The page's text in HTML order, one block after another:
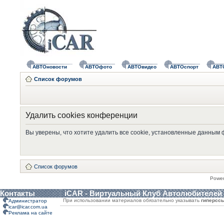
АВТОновости АВТОфото АВТОвидео АВТОспорт
Список форумов
Удалить cookies конференции
Вы уверены, что хотите удалить все cookie, установленные
Список форумов
Контакты iCAR - Виртуальный Клуб Автолюбителей
Администратор
icar@icar.com.ua
Реклама на сайте
При использовании материалов обязательно указывать